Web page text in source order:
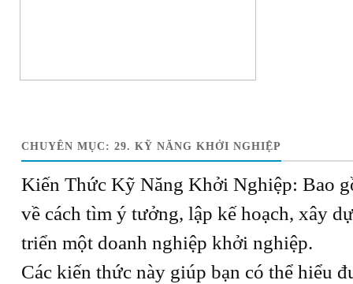
CHUYÊN MỤC: 29. KỸ NĂNG KHỞI NGHIỆP
Kiến Thức Kỹ Năng Khởi Nghiệp: Bao
về cách tìm ý tưởng, lập kế hoạch, xây
triển một doanh nghiệp khởi nghiệp.
Các kiến thức này giúp bạn có thể hiểu